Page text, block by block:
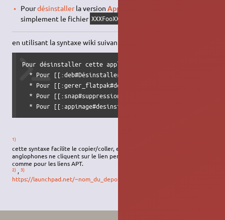
Pourdésinstallerla version Appimage
simplement le fichier XXXFooXXX.AppImage
en utilisant la syntaxe wiki suivante :
Pour désinstaller cette application, il suffit de
* Pour [[:deb#Désinstaller un paquet
* Pour
* Pour [[:snap#suppression|désinstaller]] la version
* Pour
1)
cette syntaxe facilite le copier/coller, et évite que les débutants/non-
anglophones ne cliquent sur le lien pensant que cela installerait le PPA
comme pour les liens APT.
2) ,3)
https://launchpad.net/~nom_du_depot/+archive/ppa